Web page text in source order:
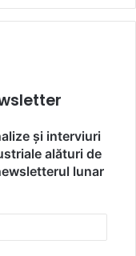
și interviuri
alături de
lunar